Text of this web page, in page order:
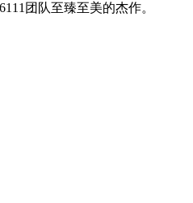
团队至臻至美的杰作。